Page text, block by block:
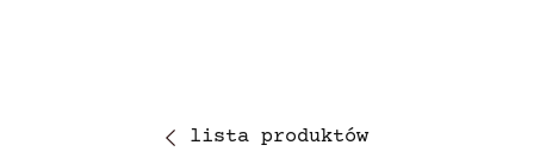
lista produktów